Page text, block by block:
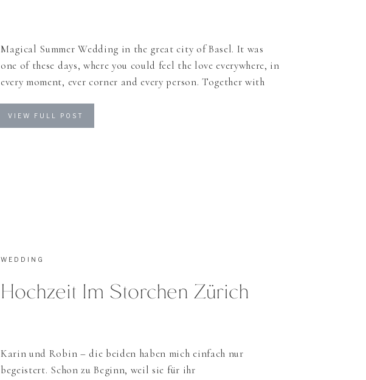
Magical Summer Wedding in the great city of Basel. It was
one of these days, where you could feel the love everywhere, in
every moment, ever corner and every person. Together with
do their portaits, having a stroll through the garden and
enjoying this […]
VIEW FULL POST
Karin und Robin – die beiden haben mich einfach nur
begeistert. Schon zu Beginn, weil sie für ihr
Hochzeit Im Storchen Zürich
WEDDING